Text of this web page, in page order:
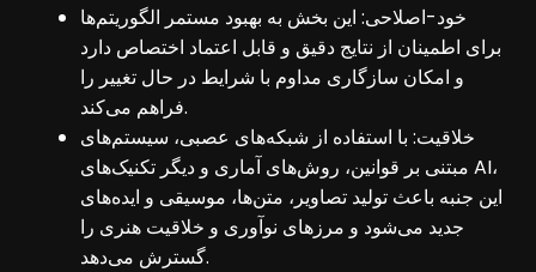
خود-اصلاحی: این بخش به بهبود مستمر الگوریتم‌ها
برای اطمینان از نتایج دقیق و قابل اعتماد اختصاص دارد
و امکان سازگاری مداوم با شرایط در حال تغییر را
فراهم می‌کند.
خلاقیت: با استفاده از شبکه‌های عصبی، سیستم‌های
مبتنی بر قوانین، روش‌های آماری و دیگر تکنیک‌های AI،
این جنبه باعث تولید تصاویر، متن‌ها، موسیقی و ایده‌های
جدید می‌شود و مرزهای نوآوری و خلاقیت هنری را
گسترش می‌دهد.